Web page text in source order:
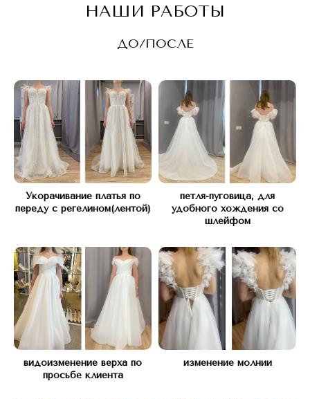
НАШИ РАБОТЫ
ДО/ПОСЛЕ
Укорачивание платья по
переду с регелином(лентой)
петля-пуговица, для
удобного хождения со
шлейфом
видоизменение верха по
просьбе клиента
изменение молнии
КОНТАКТЫ
Свяжитесь с нами любым
удобным способом